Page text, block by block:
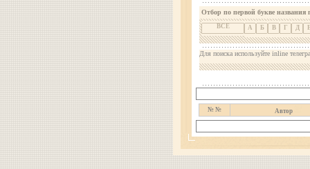
Отбор по первой букве названия
ВСЕ А Б В Г Д
Для поиска используйте inline
№ № Автор